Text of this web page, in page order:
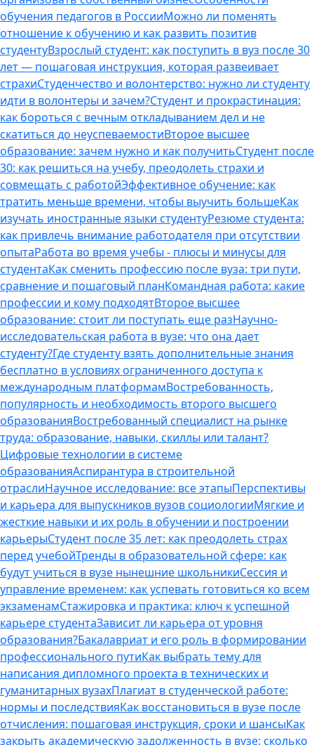
обучения педагогов в РоссииМожно ли поменять
отношение к обучению и как развить позитив
студентуВзрослый студент: как поступить в вуз после 30
лет — пошаговая инструкция, которая развеивает
страхиСтуденчество и волонтерство: нужно ли cтуденту
идти в волонтеры и зачем?Студент и прокрастинация:
как бороться с вечным откладыванием дел и не
скатиться до неуспеваемостиВторое высшее
образование: зачем нужно и как получитьСтудент после
30: как решиться на учебу, преодолеть страхи и
совмещать с работойЭффективное обучение: как
тратить меньше времени, чтобы выучить большеКак
изучать иностранные языки студентуРезюме студента:
как привлечь внимание работодателя при отсутствии
опытаРабота во время учебы - плюсы и минусы для
студентаКак сменить профессию после вуза: три пути,
сравнение и пошаговый планКомандная работа: какие
профессии и кому подходятВторое высшее
образование: стоит ли поступать еще разНаучно-
исследовательская работа в вузе: что она дает
студенту?Где студенту взять дополнительные знания
бесплатно в условиях ограниченного доступа к
международным платформамВостребованность,
популярность и необходимость второго высшего
образованияВостребованный специалист на рынке
труда: образование, навыки, скиллы или талант?
Цифровые технологии в системе
образованияАспирантура в строительной
отраслиНаучное исследование: все этапыПерспективы
и карьера для выпускников вузов социологииМягкие и
жесткие навыки и их роль в обучении и построении
карьерыСтудент после 35 лет: как преодолеть страх
перед учебойТренды в образовательной сфере: как
будут учиться в вузе нынешние школьникиСессия и
управление временем: как успевать готовиться ко всем
экзаменамСтажировка и практика: ключ к успешной
карьере студентаЗависит ли карьера от уровня
образования?Бакалавриат и его роль в формировании
профессионального путиКак выбрать тему для
написания дипломного проекта в технических и
гуманитарных вузахПлагиат в студенческой работе:
нормы и последствияКак восстановиться в вузе после
отчисления: пошаговая инструкция, сроки и шансыКак
закрыть академическую задолженность в вузе: сколько